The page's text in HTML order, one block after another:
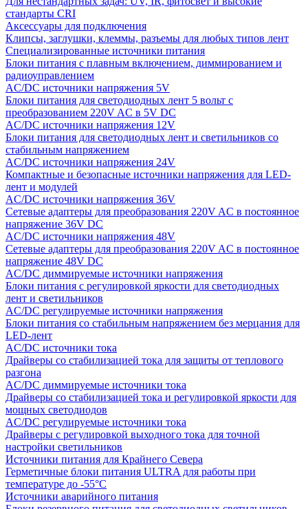
стандарты CRI
Аксессуары для подключения
Клипсы, заглушки, клеммы, разъемы для любых типов лент
Специализированные источники питания
Блоки питания с плавным включением, диммированием и
радиоуправлением
AC/DC источники напряжения 5V
Блоки питания для светодиодных лент 5 вольт с
преобразованием 220V AC в 5V DC
AC/DC источники напряжения 12V
Блоки питания для светодиодных лент и светильников со
стабильным напряжением
AC/DC источники напряжения 24V
Компактные и безопасные источники напряжения для LED-
лент и модулей
AC/DC источники напряжения 36V
Сетевые адаптеры для преобразования 220V AC в постоянное
напряжение 36V DC
AC/DC источники напряжения 48V
Сетевые адаптеры для преобразования 220V AC в постоянное
напряжение 48V DC
AC/DC диммируемые источники напряжения
Блоки питания с регулировкой яркости для светодиодных
лент и светильников
AC/DC регулируемые источники напряжения
Блоки питания со стабильным напряжением без мерцания для
LED-лент
AC/DC источники тока
Драйверы со стабилизацией тока для защиты от теплового
разгона
AC/DC диммируемые источники тока
Драйверы со стабилизацией тока и регулировкой яркости для
мощных светодиодов
AC/DC регулируемые источники тока
Драйверы с регулировкой выходного тока для точной
настройки светильников
Источники питания для Крайнего Севера
Герметичные блоки питания ULTRA для работы при
температуре до -55°C
Источники аварийного питания